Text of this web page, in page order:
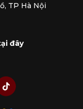
TP Hà Nội
đây